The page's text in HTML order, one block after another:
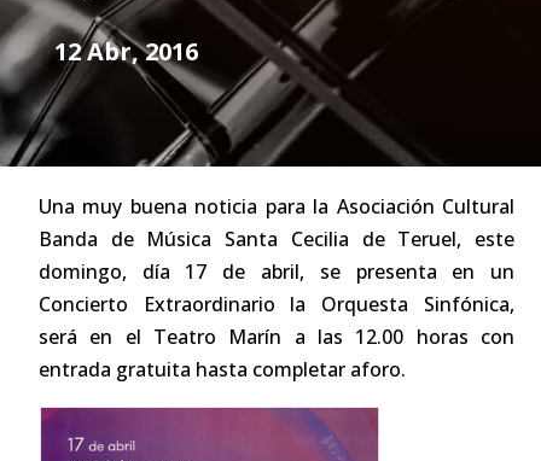
12 Abr, 2016
Una muy buena noticia para la Asociación Cultural
Banda de Música Santa Cecilia de Teruel, este
domingo, día 17 de abril, se presenta en un
Concierto Extraordinario la Orquesta Sinfónica,
será en el Teatro Marín a las 12.00 horas con
entrada gratuita hasta completar aforo.